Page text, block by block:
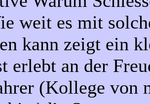
weit es mit
kann zeigt ein
erlebt an der
(Kollege von